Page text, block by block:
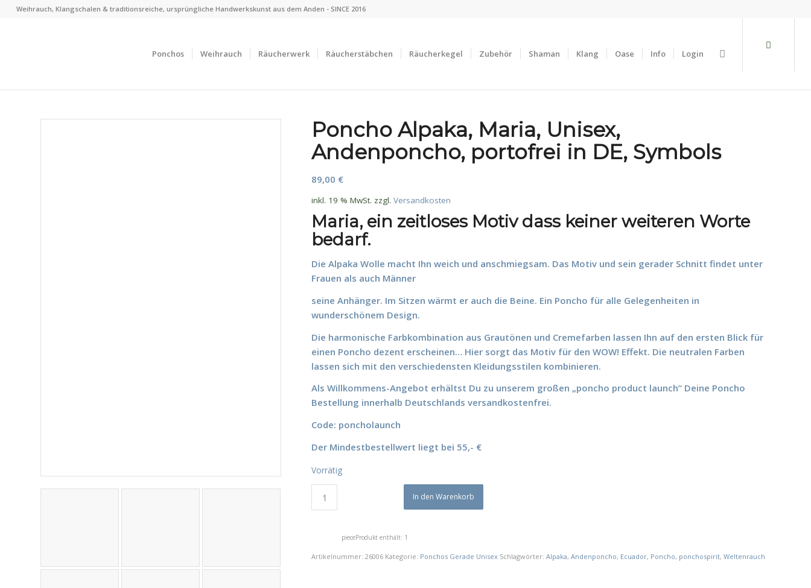
Weihrauch, Klangschalen & traditionsreiche, ursprüngliche Handwerkskunst aus dem Anden - SINCE 2016
Ponchos Weihrauch Räucherwerk Räucherstäbchen Räucherkegel Zubehör Shaman Klang Oase Info Login
Poncho Alpaka, Maria, Unisex,
Andenponcho, portofrei in DE, Symbols
89,00 €
inkl. 19 % MwSt. zzgl.Versandkosten
Maria, ein zeitloses Motiv dass keiner weiteren Worte
bedarf.
Die Alpaka Wolle macht Ihn weich und anschmiegsam. Das Motiv und sein gerader Schnitt findet unter
Frauen als auch Männer
seine Anhänger. Im Sitzen wärmt er auch die Beine. Ein Poncho für alle Gelegenheiten in
wunderschönem Design.
Die harmonische Farbkombination aus Grautönen und Cremefarben lassen Ihn auf den ersten Blick für
einen Poncho dezent erscheinen… Hier sorgt das Motiv für den WOW! Effekt. Die neutralen Farben
lassen sich mit den verschiedensten Kleidungsstilen kombinieren.
Als Willkommens-Angebot erhältst Du zu unserem großen „poncho product launch“ Deine Poncho
Bestellung innerhalb Deutschlands versandkostenfrei.
Code: poncholaunch
Der Mindestbestellwert liegt bei 55,- €
Vorrätig
In den Warenkorb
Produkt enthält: 1
piece
Artikelnummer:26006 Kategorie: Ponchos Gerade Unisex Schlagwörter:Alpaka,Andenponcho, Ecuador, Poncho, ponchospirit,Weltenrauch